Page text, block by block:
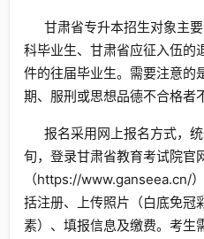
甘肃省专升本招生对象主
科毕业生、甘肃省应征入伍的
件的往届毕业生。需要注意的
期、服刑或思想品德不合格者
报名采用网上报名方式，
旬，登录甘肃省教育考试院官
（https://www.ganseea.cn/
括注册、上传照片（白底免
素）、填报信息及缴费。考生